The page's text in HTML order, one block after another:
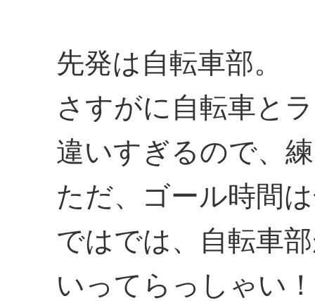
先発は自転車部。
さすがに自転車と
違いすぎるので、
ただ、ゴール時間
ではでは、自転車
いってらっしゃい！